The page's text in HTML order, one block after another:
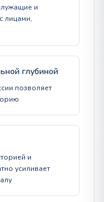
и
лицами,
глубиной
позволяет
и
усиливает